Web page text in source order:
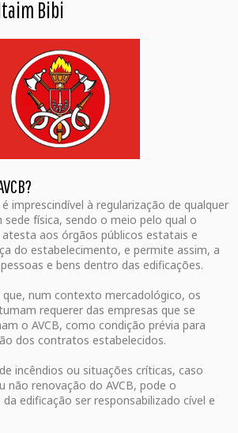
Bibi
imprescindível à regularização de qualquer
física, sendo o meio pelo qual o
aos órgãos públicos estatais e
do estabelecimento, e permite assim, a
e bens dentro das edificações.
num contexto mercadológico, os
requerer das empresas que se
o AVCB, como condição prévia para
dos contratos estabelecidos.
incêndios ou situações críticas, caso
não renovação do AVCB, pode o
edificação ser responsabilizado cível e